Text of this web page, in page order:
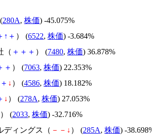
280A, 株価) -45.075%
↑ ＋ ） (6522, 株価) -3.684%
（ ＋ ＋ ＋ ） (7480, 株価) 36.878%
＋ ） (7063, 株価) 22.353%
＋ ↓ ） (4586, 株価) 18.182%
↓ ） (278A, 株価) 27.053%
） (2033, 株価) -32.716%
ディングス（ － － ↓ ） (285A, 株価) -